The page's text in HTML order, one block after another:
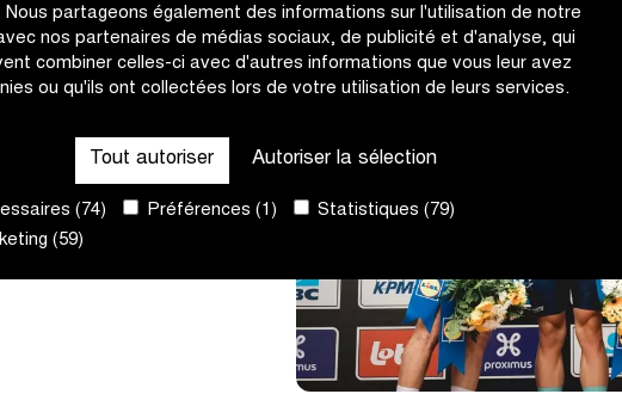
Nous partageons également des informations sur l'utilisation de notre
nos partenaires de médias sociaux, de publicité et d'analyse, qui
combiner celles-ci avec d'autres informations que vous leur avez
ou qu'ils ont collectées lors de votre utilisation de leurs services.
Tout autoriser Autoriser la sélection
(74) Préférences (1)
Statistiques (79)
(59)
Fields Jeunes 2026 ?
utilisé en mentionnant